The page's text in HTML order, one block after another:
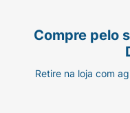
Compre pelo
Retire na loja com